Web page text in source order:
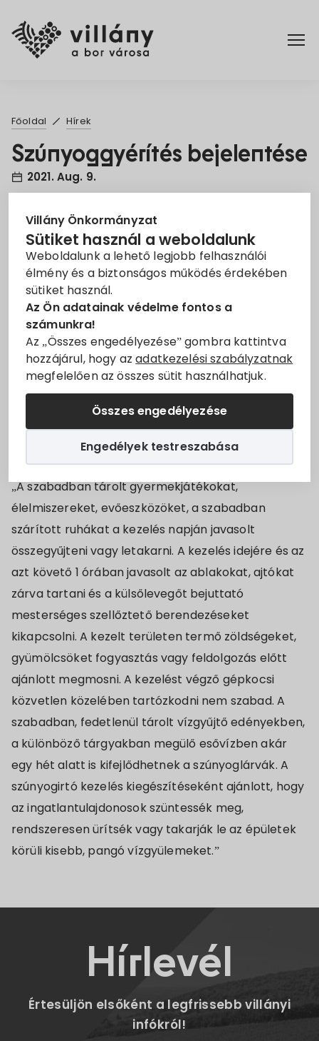
Villány Önkormányzat
Sütiket használ a weboldalunk
Weboldalunk a lehető legjobb felhasználói
élmény és a biztonságos működés érdekében
sütiket használ.
Az Ön adatainak védelme fontos a
számunkra!
Az „Összes engedélyezése” gombra kattintva
hozzájárul, hogy azadatkezelési szabályzatnak
megfelelően az összes sütit használhatjuk.
Összes engedélyezése
Engedélyek testreszabása
Elérhetőségek
Rendelettár
Pályázatok
Dokumentumok
Állásajánlatok
Szolgáltatók
Turizmus
Választási információk
Választási szervek
Választási ügyintézés
2024. évi általános
Főoldal Hírek
Szúnyoggyérítés bejelentése
2021. Aug. 9.
Szúnyoggyérítés
ANTIPEST-KÖRNYEZETHIGIÉNIAI Kft egyedi
önkormányzati megrendelésre, szúnyog-gyérítést
végez Villány területén.
Kijuttatás módja: földi melegköd
Alkalmazott irtószer neve: DELTASECT PLUS 1,2 ULV
szúnyogirtó szer
A munkavégzés kezdete: 2021.08.11. 20 órától
Pótnap (esőnap): 2021.08.12
Kérjük a méhészek értesítését és a lakosság
tájékoztatását az alábbiakról:
„A szabadban tárolt gyermekjátékokat,
élelmiszereket, evőeszközöket, a szabadban
szárított ruhákat a kezelés napján javasolt
összegyűjteni vagy letakarni. A kezelés idejére és az
azt követő 1 órában javasolt az ablakokat, ajtókat
zárva tartani és a külsőlevegőt bejuttató
mesterséges szellőztető berendezéseket
kikapcsolni. A kezelt területen termő zöldségeket,
gyümölcsöket fogyasztás vagy feldolgozás előtt
ajánlott megmosni. A kezelést végző gépkocsi
közvetlen közelében tartózkodni nem szabad. A
szabadban, fedetlenül tárolt vízgyűjtő edényekben,
a különböző tárgyakban megülő esővízben akár
egy hét alatt is kifejlődhetnek a szúnyoglárvák. A
szúnyogirtó kezelés kiegészítéseként ajánlott, hogy
az ingatlantulajdonosok szüntessék meg,
rendszeresen ürítsék vagy takarják le az épületek
körüli kisebb, pangó vízgyülemeket.”
Hírlevél
Értesüljön elsőként a legfrissebb villányi
infókról!